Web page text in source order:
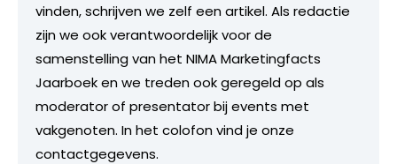
vinden, schrijven we zelf een artikel. Als redactie
zijn we ook verantwoordelijk voor de
samenstelling van het NIMA Marketingfacts
Jaarboek en we treden ook geregeld op als
moderator of presentator bij events met
vakgenoten. In het colofon vind je onze
contactgegevens.